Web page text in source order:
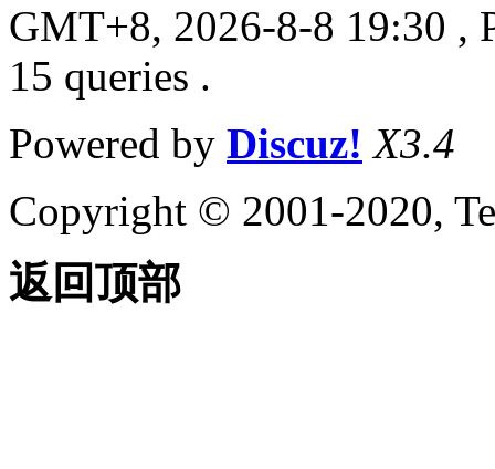
GMT+8, 2026-8-8 19:30 ,
15 queries .
Powered by Discuz! X3.4
Copyright © 2001-2020,
返回顶部